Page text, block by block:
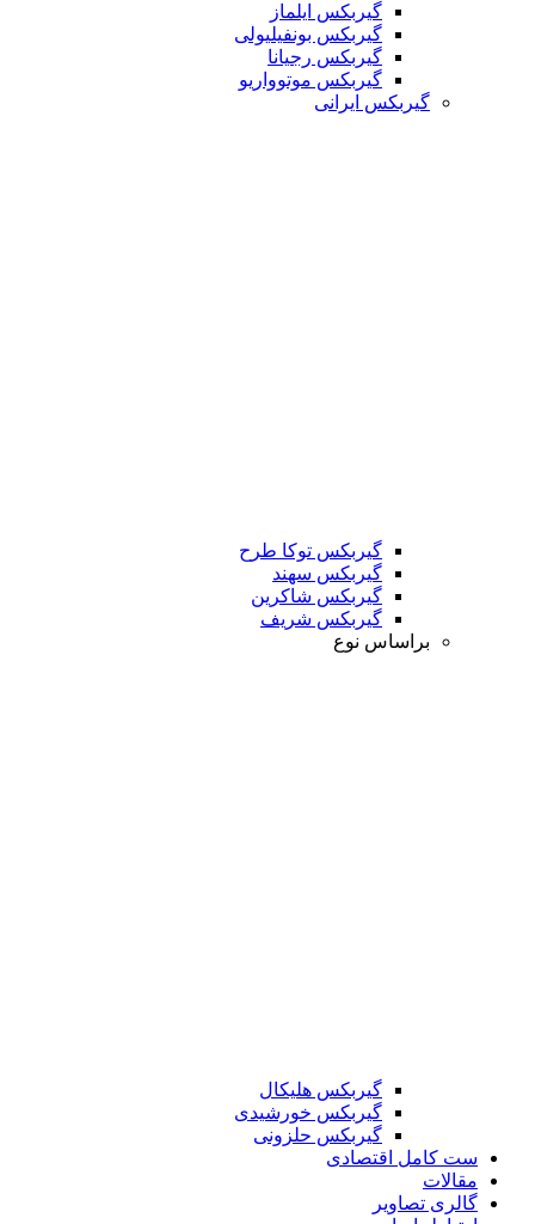
گیربکس ایلماز
گیربکس بونفیلیولی
گیربکس رجیانا
گیربکس موتوواریو
گیربکس ایرانی
گیربکس توکا طرح
گیربکس سهند
گیربکس شاکرین
گیربکس شریف
براساس نوع
گیربکس هلیکال
گیربکس خورشیدی
گیربکس حلزونی
ست کامل اقتصادی
مقالات
گالری تصاویر